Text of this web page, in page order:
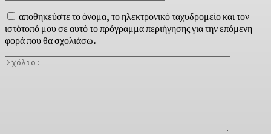
αποθηκεύστε το όνομα, το ηλεκτρονικό ταχυδρομείο και τον
ιστότοπό μου σε αυτό το πρόγραμμα περιήγησης για την επόμενη
φορά που θα σχολιάσω.